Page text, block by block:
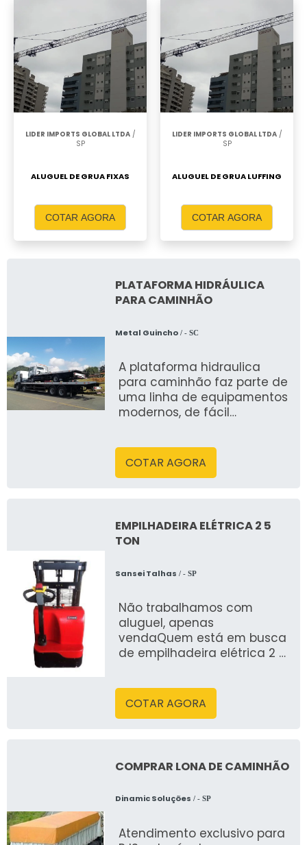
LIDER IMPORTS GLOBAL LTDA/
SP
ALUGUEL DE GRUA FIXAS
COTAR AGORA
LIDER IMPORTS GLOBAL LTDA/
SP
ALUGUEL DE GRUA LUFFING
COTAR AGORA
PLATAFORMA HIDRÁULICA
PARA CAMINHÃO
Metal Guincho/ - SC
A plataforma hidraulica
para caminhão faz parte de
uma linha de equipamentos
modernos, de fácil
s&atild
COTAR AGORA
EMPILHADEIRA ELÉTRICA 2 5
TON
Sansei Talhas / - SP
Não trabalhamos com
aluguel, apenas
vendaQuem está em busca
de empilhadeira elétrica 2 5
COTAR AGORA
COMPRAR LONA DE CAMINHÃO
Dinamic Soluções / - SP
Atendimento exclusivo para